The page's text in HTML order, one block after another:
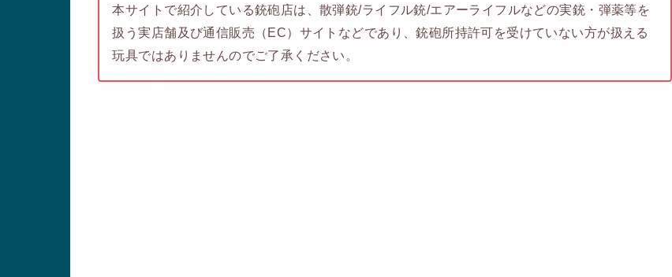
本サイトで紹介している銃砲店は、散弾銃/ライフル銃/エアーライフルなどの実銃・弾薬等を
扱う実店舗及び通信販売（EC）サイトなどであり、銃砲所持許可を受けていない方が扱える
玩具ではありませんのでご了承ください。